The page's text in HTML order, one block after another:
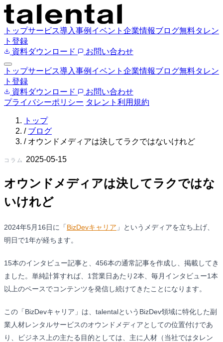
トップサービス導入事例 イベント 企業情報ブログ無料タレン
ト登録
資料ダウンロード
お問い合わせ
トップサービス導入事例 イベント 企業情報ブログ無料タレン
ト登録
資料ダウンロード
お問い合わせ
プライバシーポリシー タレント利用規約
トップ
/ ブログ
/ オウンドメディアは決してラクではないけれど
コラム 2025-05-15
オウンドメディアは決してラクではな
いけれど
2024年5月16日に「BizDevキャリア 」というメディアを立ち上げ、
明日で1年が経ちます。
15本のインタビュー記事と、456本の通常記事を作成し、掲載してき
ました。単純計算すれば、1営業日あたり2本、毎月インタビュー1本
以上のペースでコンテンツを発信し続けてきたことになります。
この「BizDevキャリア」は、talentalというBizDev領域に特化した副
業人材レンタルサービスのオウンドメディアとしての位置付けであ
り、ビジネス上の主たる目的としては、主に人材（当社ではタレン